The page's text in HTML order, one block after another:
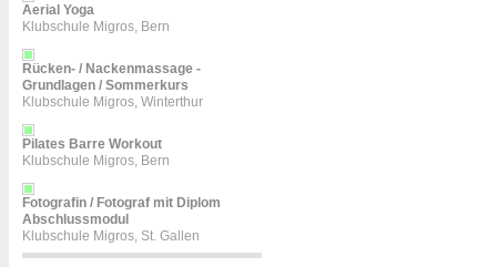
Aerial Yoga
Klubschule Migros, Bern
Rücken- / Nackenmassage -
Grundlagen / Sommerkurs
Klubschule Migros, Winterthur
Pilates Barre Workout
Klubschule Migros, Bern
Fotografin / Fotograf mit Diplom
Abschlussmodul
Klubschule Migros, St. Gallen